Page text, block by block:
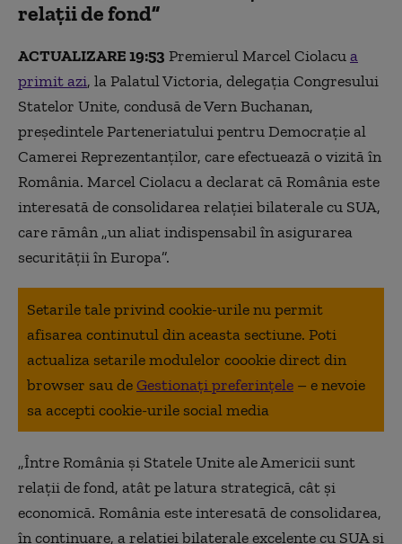
relaţii de fond”
ACTUALIZARE 19:53 Premierul Marcel Ciolacua
primit azi, la Palatul Victoria, delegația Congresului
Statelor Unite, condusă de Vern Buchanan,
preşedintele Parteneriatului pentru Democraţie al
Camerei Reprezentanţilor, care efectuează o vizită în
România. Marcel Ciolacu a declarat că România este
interesată de consolidarea relaţiei bilaterale cu SUA,
care rămân „un aliat indispensabil în asigurarea
securităţii în Europa”.
Setarile tale privind cookie-urile nu permit
afisarea continutul din aceasta sectiune. Poti
actualiza setarile modulelor coookie direct din
browser sau deGestionați preferințele – e nevoie
sa accepti cookie-urile social media
„Între România şi Statele Unite ale Americii sunt
relaţii de fond, atât pe latura strategică, cât şi
economică. România este interesată de consolidarea,
în continuare, a relaţiei bilaterale excelente cu SUA şi